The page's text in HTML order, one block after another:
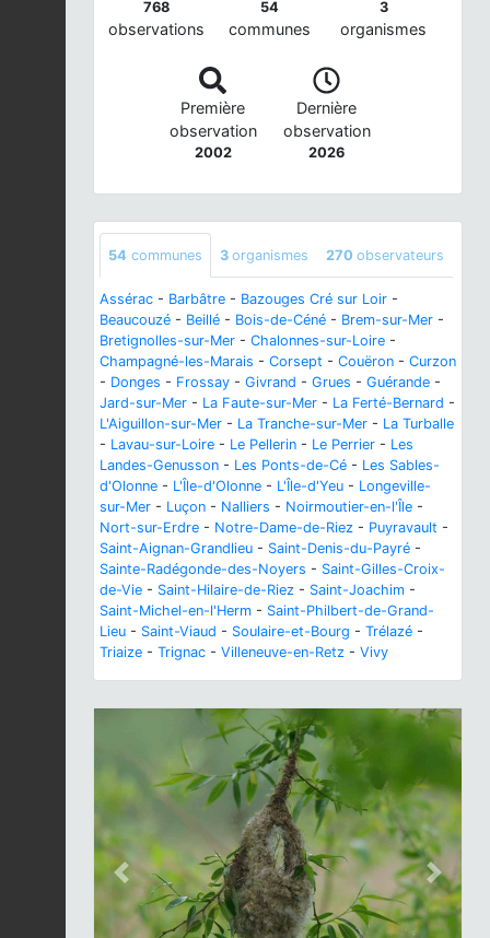
768
observations
54
communes
3
organismes
Première
observation
2002
Dernière
observation
2026
54 communes 3 organismes 270 observateurs
Assérac - Barbâtre - Bazouges Cré sur Loir -
Beaucouzé - Beillé - Bois-de-Céné - Brem-sur-Mer -
Bretignolles-sur-Mer - Chalonnes-sur-Loire -
Champagné-les-Marais - Corsept - Couëron - Curzon
- Donges - Frossay - Givrand - Grues - Guérande -
Jard-sur-Mer - La Faute-sur-Mer - La Ferté-Bernard -
L'Aiguillon-sur-Mer - La Tranche-sur-Mer - La Turballe
- Lavau-sur-Loire - Le Pellerin - Le Perrier - Les
Landes-Genusson - Les Ponts-de-Cé - Les Sables-
d'Olonne - L'Île-d'Olonne - L'Île-d'Yeu - Longeville-
sur-Mer - Luçon - Nalliers - Noirmoutier-en-l'Île -
Nort-sur-Erdre - Notre-Dame-de-Riez - Puyravault -
Saint-Aignan-Grandlieu - Saint-Denis-du-Payré -
Sainte-Radégonde-des-Noyers - Saint-Gilles-Croix-
de-Vie - Saint-Hilaire-de-Riez - Saint-Joachim -
Saint-Michel-en-l'Herm - Saint-Philbert-de-Grand-
Lieu - Saint-Viaud - Soulaire-et-Bourg - Trélazé -
Triaize - Trignac - Villeneuve-en-Retz - Vivy
Previous Next